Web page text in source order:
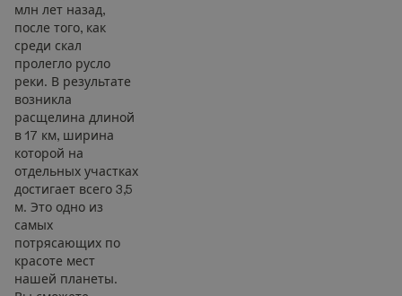
млн лет назад,
после того, как
среди скал
пролегло русло
реки. В результате
возникла
расщелина длиной
в 17 км, ширина
которой на
отдельных участках
достигает всего 3,5
м. Это одно из
самых
потрясающих по
красоте мест
нашей планеты.